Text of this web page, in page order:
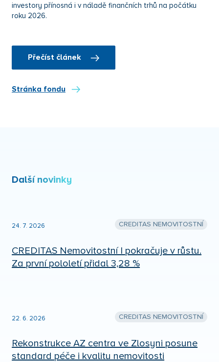
investory přínosná i v náladě finančních trhů na počátku
roku 2026.
Přečíst článek
Stránka fondu
Další novinky
24. 7. 2026 CREDITAS NEMOVITOSTNÍ
CREDITAS Nemovitostní I pokračuje v růstu.
Za první pololetí přidal 3,28 %
22. 6. 2026 CREDITAS NEMOVITOSTNÍ
Rekonstrukce AZ centra ve Zlosyni posune
standard péče i kvalitu nemovitosti